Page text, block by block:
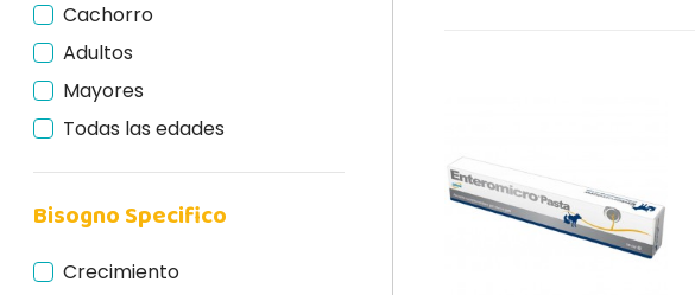
Cachorro
Adultos
Mayores
Todas las edades
Bisogno Specifico
Crecimiento